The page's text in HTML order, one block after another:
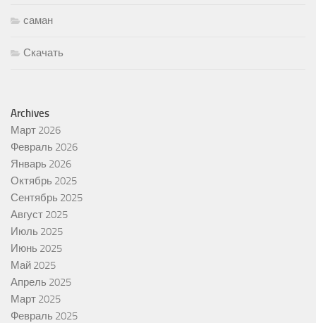
саман
Скачать
Archives
Март 2026
Февраль 2026
Январь 2026
Октябрь 2025
Сентябрь 2025
Август 2025
Июль 2025
Июнь 2025
Май 2025
Апрель 2025
Март 2025
Февраль 2025